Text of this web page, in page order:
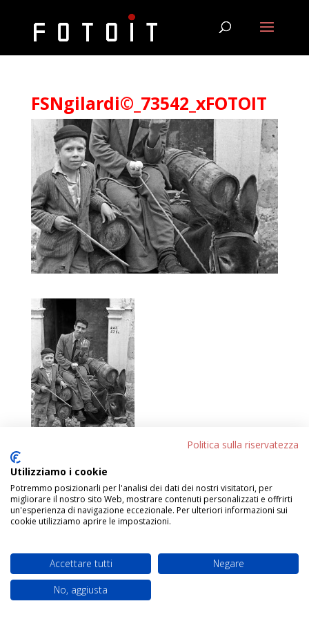
FSNgilardi©_73542_xFOTOIT
Progettato daElegant Themes| Sviluppato da
WordPress
Politica sulla riservatezza
Utilizziamo i cookie
Potremmo posizionarli per l'analisi dei dati dei nostri visitatori, per
migliorare il nostro sito Web, mostrare contenuti personalizzati e offrirti
un'esperienza di navigazione eccezionale. Per ulteriori informazioni sui
cookie utilizziamo aprire le impostazioni.
Accettare tutti
Negare
No, aggiusta